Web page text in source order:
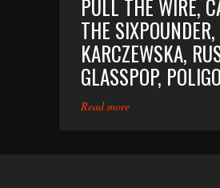
PULL THE WIRE,
THE
KARCZEWSKA,
GLASSPOP,
Read more